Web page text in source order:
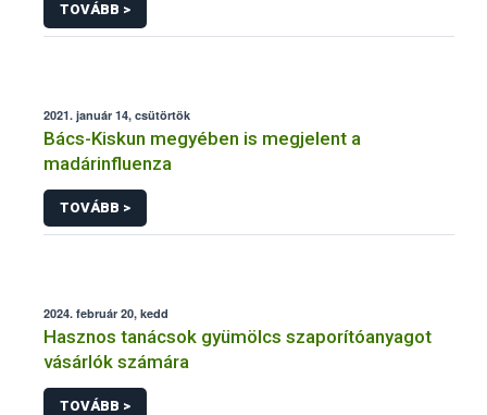
TOVÁBB >
2021. január 14, csütörtök
Bács-Kiskun megyében is megjelent a
madárinfluenza
TOVÁBB >
2024. február 20, kedd
Hasznos tanácsok gyümölcs szaporítóanyagot
vásárlók számára
TOVÁBB >